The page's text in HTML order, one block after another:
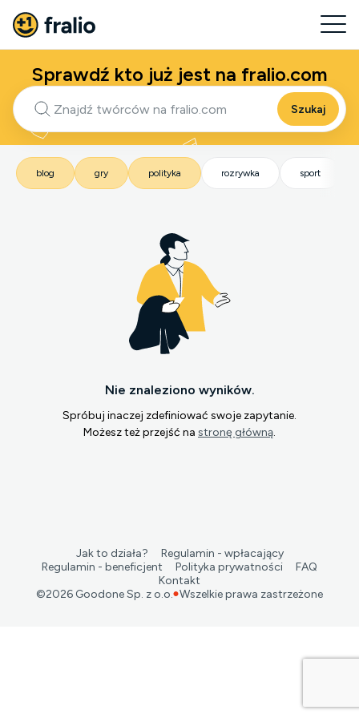
Sprawdź kto już jest na fralio.com
Szukaj
blog gry polityka rozrywka sport
Nie znaleziono wyników.
Spróbuj inaczej zdefiniować swoje zapytanie.
Możesz też przejść na stronę główną.
Jak to działa?
Regulamin - wpłacający
Regulamin - beneficjent
Polityka prywatności
FAQ
Kontakt
©2026 Goodone Sp. z o.o. Wszelkie prawa zastrzeżone